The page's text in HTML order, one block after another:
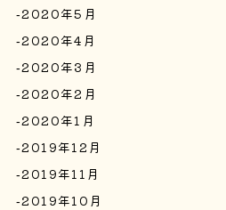
2020年5月
2020年4月
2020年3月
2020年2月
2020年1月
2019年12月
2019年11月
2019年10月